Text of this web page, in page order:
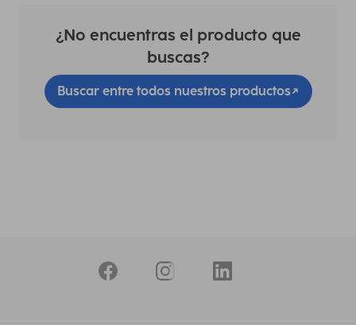
¿No encuentras el producto que
buscas?
Buscar entre todos nuestros productos